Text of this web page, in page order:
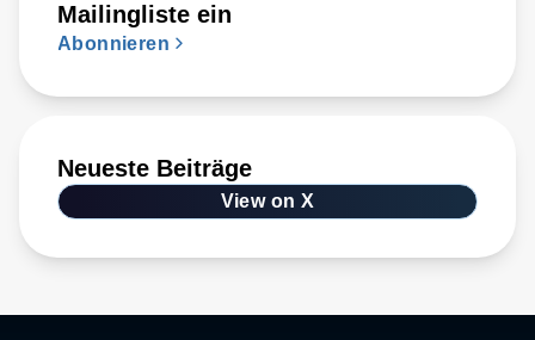
Mailingliste ein
Abonnieren
Neueste Beiträge
View on X